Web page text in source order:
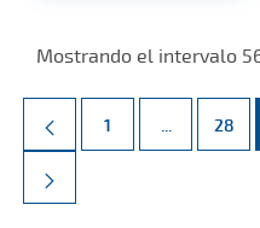
Mostrando el intervalo
Página
1 ... Páginas
Página
28